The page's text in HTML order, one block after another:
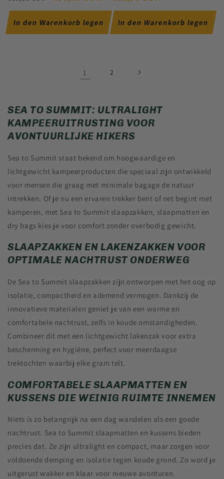
PREIS
In den Warenkorb legen
PREIS
In den Warenkorb legen
1 2
SEA TO SUMMIT: ULTRALIGHT
KAMPEERUITRUSTING VOOR
AVONTUURLIJKE HIKERS
Sea to Summit staat bekend om hoogwaardige en
lichtgewicht kampeerproducten die speciaal zijn ontwikkeld
voor mensen die graag met minimale bagage de natuur
intrekken. Of je nu een ervaren trekker bent of net begint met
kamperen, met Sea to Summit slaapzakken, slaapmatten en
dry bags kies je voor comfort zonder overbodig gewicht.
SLAAPZAKKEN EN LAKENZAKKEN VOOR
OPTIMALE NACHTRUST ONDERWEG
De Sea to Summit slaapzakken zijn ontworpen met het oog op
isolatie, compactheid en ademend vermogen. Dankzij de
innovatieve materialen geniet je van een warme en
comfortabele nachtrust, zelfs in koude omstandigheden.
Combineer dit met een lichtgewicht lakenzak voor extra
bescherming en hygiëne, perfect voor meerdaagse
trektochten waarbij elke gram telt.
COMFORTABELE SLAAPMATTEN EN
KUSSENS DIE WEINIG RUIMTE INNEMEN
Niets is zo belangrijk na een dag wandelen als een goede
nachtrust. Sea to Summit slaapmatten en kussens bieden
precies dat. Ze zijn ultralight en compact, maar zorgen voor
voldoende demping en isolatie tegen koude grond. Zo word je
uitgerust wakker en klaar voor nieuwe avonturen.